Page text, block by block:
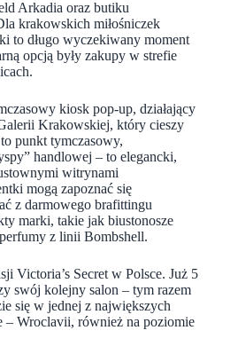
Arkadia oraz butiku
krakowskich miłośniczek
to długo wyczekiwany moment
opcją były zakupy w strefie
kiosk pop-up, działający
Krakowskiej, który cieszy
punkt tymczasowy,
handlowej – to elegancki,
witrynami
mogą zapoznać się
z darmowego brafittingu
marki, takie jak biustonosze
z linii Bombshell.
Victoria’s Secret w Polsce. Już 5
swój kolejny salon – tym razem
się w jednej z największych
– Wroclavii, również na poziomie